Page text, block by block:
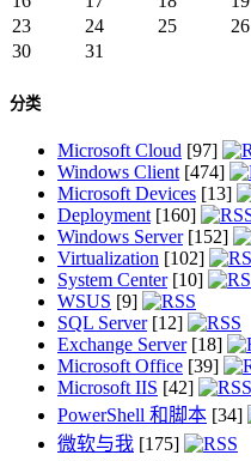
23
24 25 26
30
31
分类
Microsoft Cloud [97]
Windows Client[474]
Microsoft Devices [13]
Deployment[160]
Windows Server[152]
Virtualization [102]
System Center[10]
WSUS [9]
SQL Server[12]
Exchange Server[18]
Microsoft Office [39]
Microsoft IIS [42]
PowerShell 和脚本 [34]
微软与我 [175]